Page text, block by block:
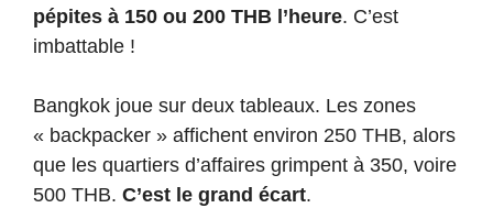
pépites à 150 ou 200 THB l’heure. C’est
imbattable !
Bangkok joue sur deux tableaux. Les zones
« backpacker » affichent environ 250 THB, alors
que les quartiers d’affaires grimpent à 350, voire
500 THB. C’est le grand écart.